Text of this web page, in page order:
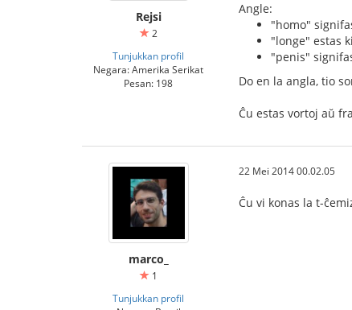
Rejsi
2
Tunjukkan profil
Negara: Amerika Serikat
Pesan: 198
Angle:
"homo"
"longe" estas
"penis"
Do en la angla, tio
Ĉu estas vortoj aŭ
marco_
1
Tunjukkan profil
22 Mei 2014 00.02.05
Ĉu vi konas la t-